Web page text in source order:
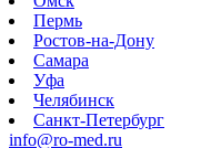
Пермь
Ростов-на-Дону
Самара
Уфа
Челябинск
Санкт-Петербург
info@ro-med.ru